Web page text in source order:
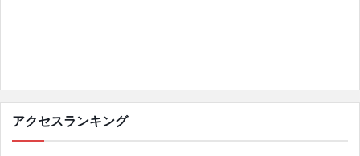
アクセスランキング